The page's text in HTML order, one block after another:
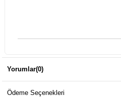
Yorumlar(0)
Ödeme Seçenekleri